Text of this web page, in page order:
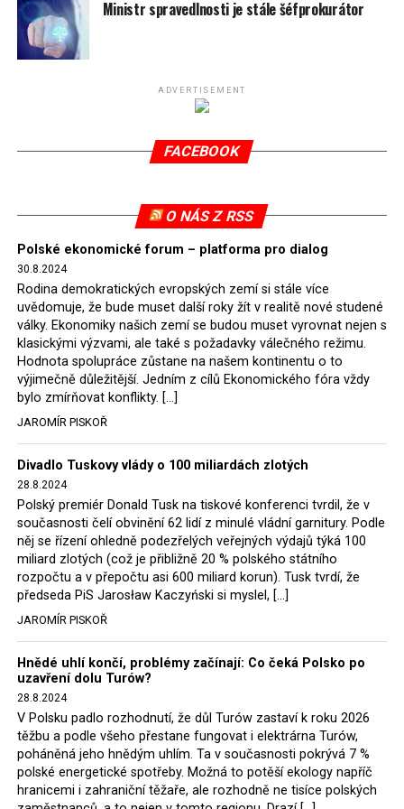
spotřeby.
Připomeňme, že ukončení těžby hnědého uhlí pro
(SDEU) v souvislosti se stížnostmi českých samospráv
verdiktem španělské soudkyně Rosario Silva de Lapureta
tomuto rozhodnutí nevyhověla, proto na žádost
2022, než byl tento případ z důvodu uzavření dohody
Polska s Českou republikou o odstranění příčin sporu o
důl Turów vymazán z rejstříku tribunálu. Celkem si
Polsko nechalo z přiznaných evropských fondů odečíst
asi 70 milionů eur na pokutách a 45 milionů eur
zaplatilo jako odškodnění České republice – ale jak důl,
tak elektrárna nadále fungovaly. Už tehdy zástupci
tehdejší opozice a dnes vládnoucí koalice, jako
místopředseda Občanské platformy (PO) Rafał
Hołownia, přímo řekli, že by se polská vláda měla
tomuto rozhodnutí podřídit.
Rozhodnutí polského ministra spravedlnosti jistě potěší
německé, české a polské ekology, ale i těžaře. Je těžké si
představit, že by o takové věci rozhodoval sám ministr
Bodnar. Musel získat politický souhlas vládnoucí koalice.
Stále jsou totiž platné argumenty Morawieckého vlády,
že důl i elektrárna jsou – kromě zabezpečování cca 7 %
polského energetického mixu – klíčovými podniky, spolu
se svými dceřinými společnostmi zaměstnávají cca pět
tisíc lidí. Navíc s činností dolu a elektrárny nepřímo
souvisí dalších několik desítek tisíc pracovních míst v
regionu. Zelená politika ale opět zvítězila.
Rozhodnutí polského ministra spravedlnosti jistě potěší
Ministr spravedlnosti je stále šéfprokurátor
ADVERTISEMENT
FACEBOOK
O NÁS Z RSS
Polské ekonomické forum – platforma pro dialog
30.8.2024
Rodina demokratických evropských zemí si stále více
uvědomuje, že bude muset další roky žít v realitě nové studené
války. Ekonomiky našich zemí se budou muset vyrovnat nejen s
klasickými výzvami, ale také s požadavky válečného režimu.
Hodnota spolupráce zůstane na našem kontinentu o to
výjimečně důležitější. Jedním z cílů Ekonomického fóra vždy
bylo zmírňovat konflikty. […]
JAROMÍR PISKOŘ
Divadlo Tuskovy vlády o 100 miliardách zlotých
28.8.2024
Polský premiér Donald Tusk na tiskové konferenci tvrdil, že v
současnosti čelí obvinění 62 lidí z minulé vládní garnitury. Podle
něj se řízení ohledně podezřelých veřejných výdajů týká 100
miliard zlotých (což je přibližně 20 % polského státního
rozpočtu a v přepočtu asi 600 miliard korun). Tusk tvrdí, že
předseda PiS Jarosław Kaczyński si myslel, […]
JAROMÍR PISKOŘ
Hnědé uhlí končí, problémy začínají: Co čeká Polsko po
uzavření dolu Turów?
28.8.2024
V Polsku padlo rozhodnutí, že důl Turów zastaví k roku 2026
těžbu a podle všeho přestane fungovat i elektrárna Turów,
poháněná jeho hnědým uhlím. Ta v současnosti pokrývá 7 %
polské energetické spotřeby. Možná to potěší ekology napříč
hranicemi i zahraniční těžaře, ale rozhodně ne tisíce polských